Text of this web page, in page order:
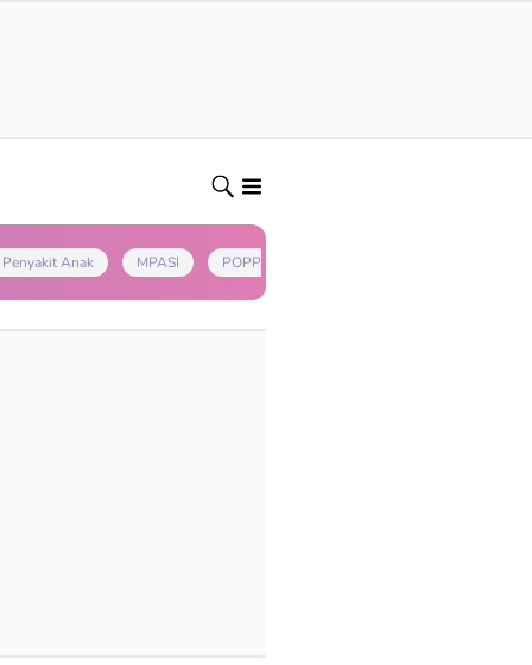
Penyakit Anak MPASI POPPAPA